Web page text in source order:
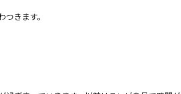
きます。